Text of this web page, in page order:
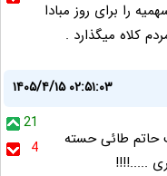
را برای روز مبادا
کلاه میگذارد .
۱۴۰۵/۴/۱۵ ۰۲:۵۱:۰۳
21
4
حاتم طائی حسته
.....!!!!